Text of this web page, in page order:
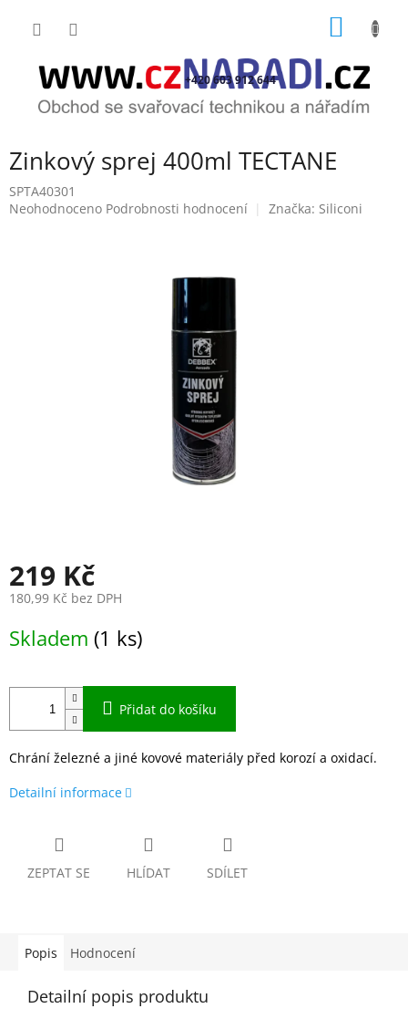
+420 603 912 644
Zinkový sprej 400ml TECTANE
SPTA40301
Průměrné
Neohodnoceno Podrobnosti hodnocení Značka: Siliconi
219 Kč
180,99 Kč bez DPH
cena:
Skladem (1 ks)
Přidat do košíku
Chrání železné a jiné kovové materiály před korozí a oxidací.
Detailní informace
ZEPTAT SE HLÍDAT SDÍLET
Popis Hodnocení
Detailní popis produktu